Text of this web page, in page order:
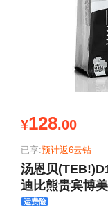
00:00:00 / 00:00:00
¥128.00
已享:预计返6云钻
汤恩贝
迪比熊贵宾博
运费险